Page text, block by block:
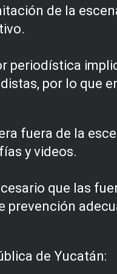
de la
periodística
por lo que
fuera de la
y videos.
que las
de Yucatán: